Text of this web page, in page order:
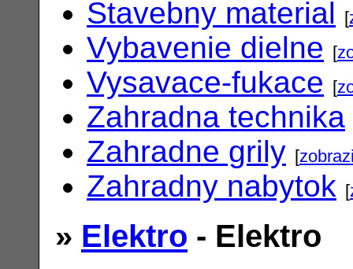
Stavebny material [
Vybavenie dielne [
Vysavace-fukace [
Zahradna technika
Zahradne grily [
Zahradny nabytok [
» Elektro - Elektro